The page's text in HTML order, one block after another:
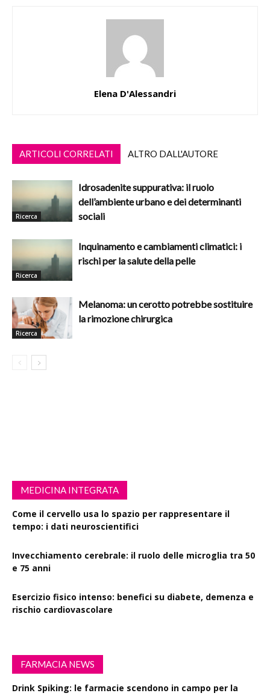
Elena D'Alessandri
ARTICOLI CORRELATI ALTRO DALL'AUTORE
Ricerca
Idrosadenite suppurativa: il ruolo
dell’ambiente urbano e dei determinanti
sociali
Ricerca
Inquinamento e cambiamenti climatici: i
rischi per la salute della pelle
Ricerca
Melanoma: un cerotto potrebbe sostituire
la rimozione chirurgica
MEDICINA INTEGRATA
Come il cervello usa lo spazio per rappresentare il
tempo: i dati neuroscientifici
Invecchiamento cerebrale: il ruolo delle microglia tra 50
e 75 anni
Esercizio fisico intenso: benefici su diabete, demenza e
rischio cardiovascolare
FARMACIA NEWS
Drink Spiking: le farmacie scendono in campo per la